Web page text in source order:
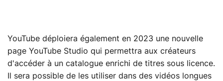
YouTube déploiera également en 2023 une nouvelle
page YouTube Studio qui permettra aux créateurs
d'accéder à un catalogue enrichi de titres sous licence.
Il sera possible de les utiliser dans des vidéos longues